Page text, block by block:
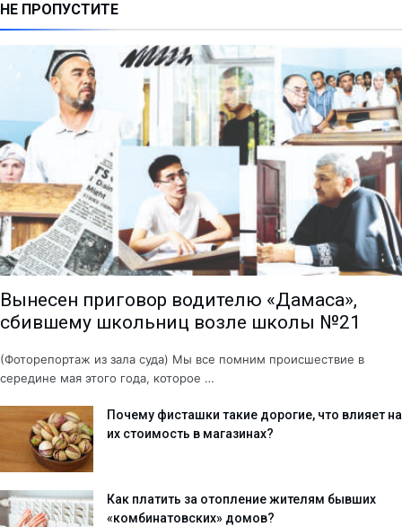
НЕ ПРОПУСТИТЕ
Вынесен приговор водителю «Дамаса»,
сбившему школьниц возле школы №21
(Фоторепортаж из зала суда) Мы все помним происшествие в
середине мая этого года, которое …
Почему фисташки такие дорогие, что влияет на
их стоимость в магазинах?
Как платить за отопление жителям бывших
«комбинатовских» домов?